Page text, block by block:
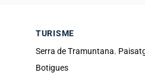
TURISME
Serra de Tramuntana.
Botigues